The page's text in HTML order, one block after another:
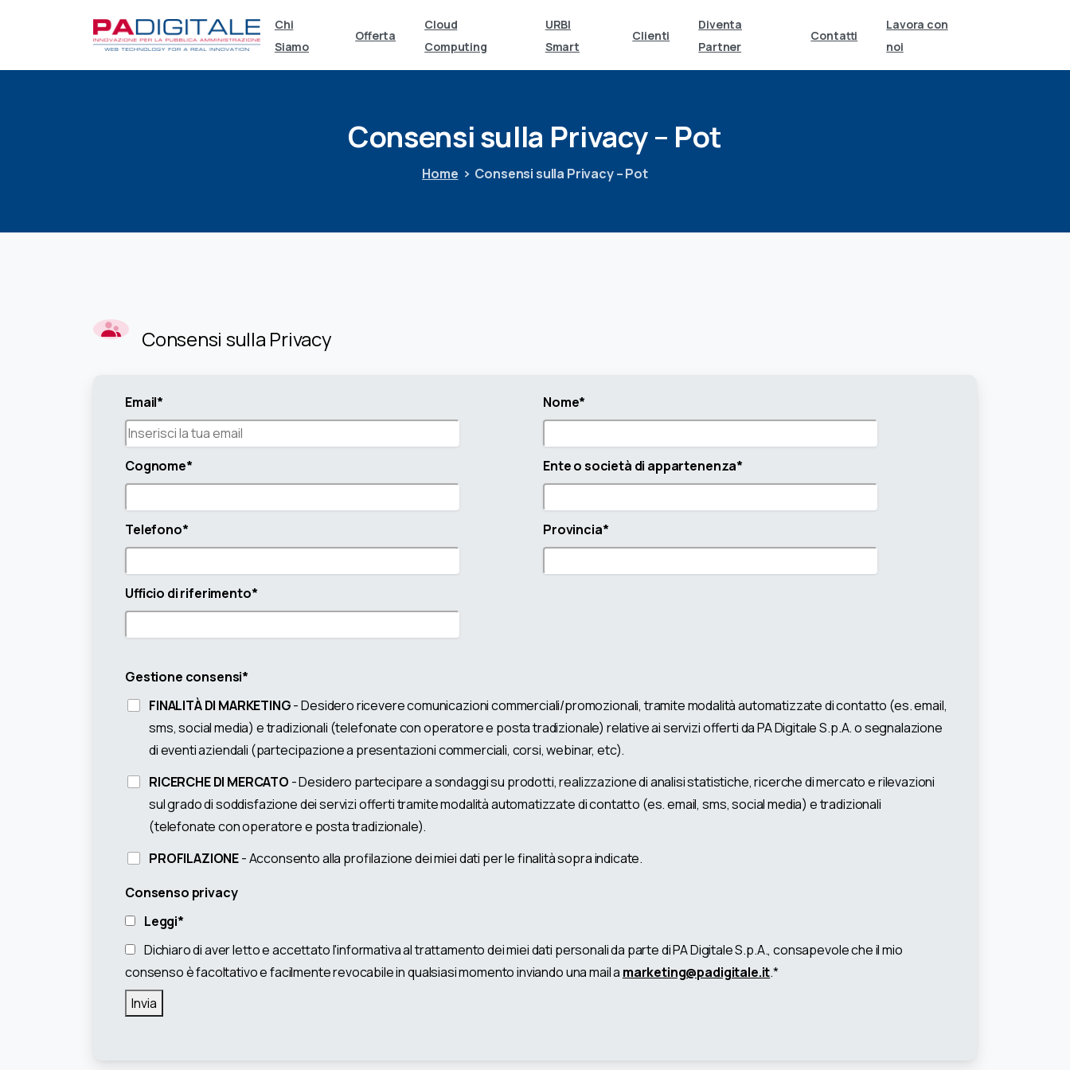
Chi
Siamo
Offerta
Cloud
Computing
URBI
Smart
Clienti
Diventa
Partner
Contatti
Lavora con
noi
Consensisulla Privacy– Pot
Home Consensi sulla Privacy – Pot
Consensi sulla Privacy
Email* Nome*
Cognome* Ente o società di appartenenza*
Telefono* Provincia*
Ufficio di riferimento*
Gestione consensi*
FINALITÀ DI MARKETING- Desidero ricevere comunicazioni commerciali/promozionali, tramite modalità automatizzate di contatto (es. email,
sms, social media) e tradizionali (telefonate con operatore e posta tradizionale) relative ai servizi offerti da PA Digitale S.p.A. o segnalazione
di eventi aziendali (partecipazione a presentazioni commerciali, corsi, webinar, etc).
RICERCHE DI MERCATO - Desidero partecipare a sondaggi su prodotti, realizzazione di analisi statistiche, ricerche di mercato e rilevazioni
sul grado di soddisfazione dei servizi offerti tramite modalità automatizzate di contatto (es. email, sms, social media) e tradizionali
(telefonate con operatore e posta tradizionale).
PROFILAZIONE- Acconsento alla profilazione dei miei dati per le finalità sopra indicate.
Consenso privacy
Leggi*
Dichiaro di aver letto e accettato l'informativa al trattamento dei miei dati personali da parte di PA Digitale S.p.A., consapevole che il mio
consenso è facoltativo e facilmente revocabile in qualsiasi momento inviando una mail a marketing@padigitale.it.*
Invia